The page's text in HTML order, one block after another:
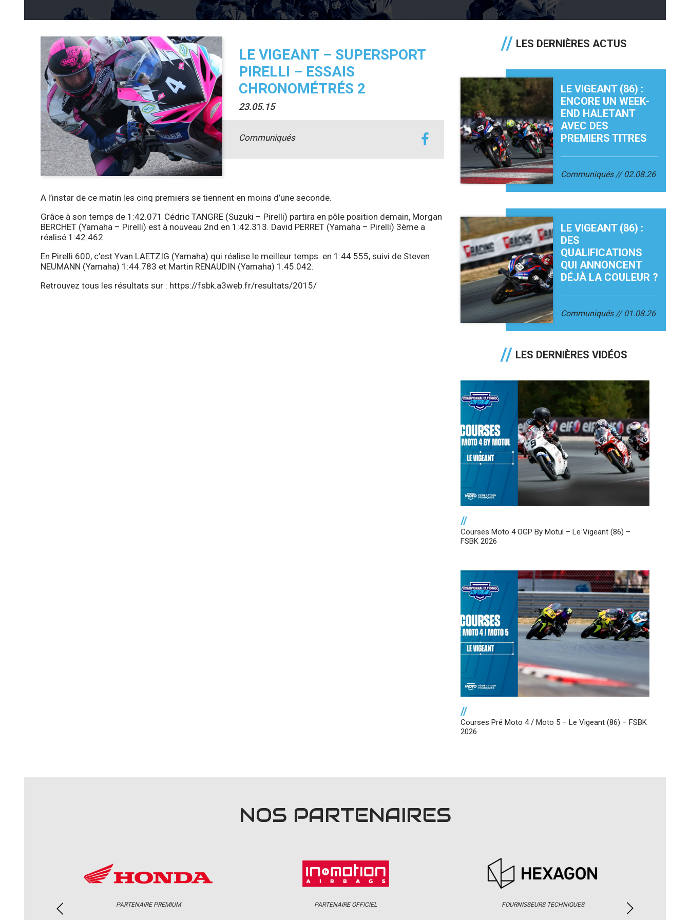
LE VIGEANT – SUPERSPORT
PIRELLI – ESSAIS
CHRONOMÉTRÉS 2
23.05.15
Communiqués
A l’instar de ce matin les cinq premiers se tiennent en moins d’une seconde.
Grâce à son temps de 1:42.071 Cédric TANGRE (Suzuki – Pirelli) partira en pôle position demain, Morgan
BERCHET (Yamaha – Pirelli) est à nouveau 2nd en 1:42.313. David PERRET (Yamaha – Pirelli) 3ème a
réalisé 1:42.462.
En Pirelli 600, c’est Yvan LAETZIG (Yamaha) qui réalise le meilleur temps en 1:44.555, suivi de Steven
NEUMANN (Yamaha) 1:44.783 et Martin RENAUDIN (Yamaha) 1.45.042.
Retrouvez tous les résultats sur : https://fsbk.a3web.fr/resultats/2015/
LES DERNIÈRES ACTUS
LE VIGEANT (86) :
ENCORE UN WEEK-
END HALETANT
AVEC DES
PREMIERS TITRES
Communiqués 02.08.26
LE VIGEANT (86) :
DES
QUALIFICATIONS
QUI ANNONCENT
DÉJÀ LA COULEUR ?
Communiqués 01.08.26
LES DERNIÈRES VIDÉOS
//
Courses Moto 4 OGP By Motul – Le Vigeant (86) –
FSBK 2026
//
Courses Pré Moto 4 / Moto 5 – Le Vigeant (86) – FSBK
2026
NOS PARTENAIRES
PARTENAIRE PREMIUM PARTENAIRE OFFICIEL FOURNISSEURS TECHNIQUES